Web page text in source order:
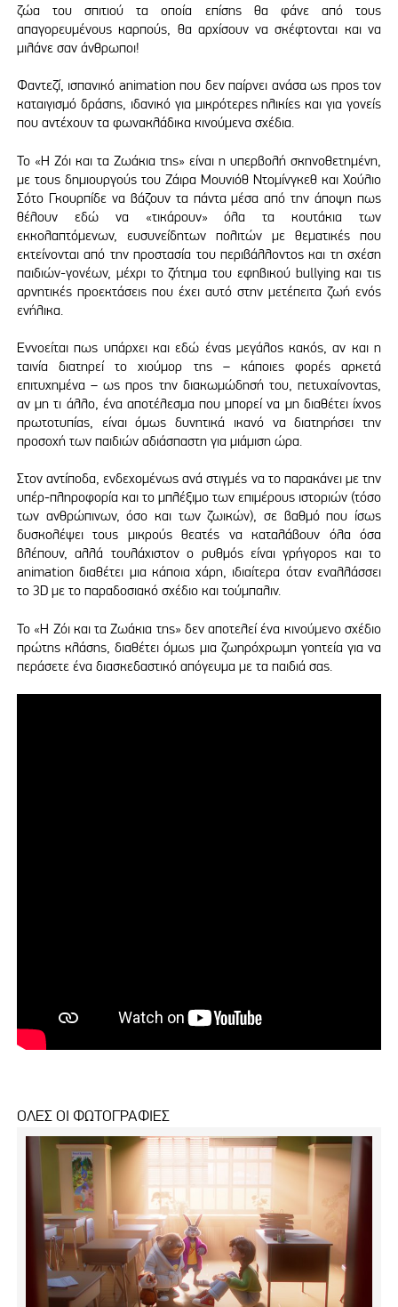
ζώα του σπιτιού τα οποία επίσης θα φάνε από τους
απαγορευμένους καρπούς, θα αρχίσουν να σκέφτονται και να
μιλάνε σαν άνθρωποι!
Φαντεζί, ισπανικό animation που δεν παίρνει ανάσα ως προς τον
καταιγισμό δράσης, ιδανικό για μικρότερες ηλικίες και για γονείς
που αντέχουν τα φωνακλάδικα κινούμενα σχέδια.
Το «Η Ζόι και τα Ζωάκια της» είναι η υπερβολή σκηνοθετημένη,
με τους δημιουργούς του Ζάιρα Μουνιόθ Ντομίνγκεθ και Χούλιο
Σότο Γκουρπίδε να βάζουν τα πάντα μέσα από την άποψη πως
θέλουν εδώ να «τικάρουν» όλα τα κουτάκια των
εκκολαπτόμενων, ευσυνείδητων πολιτών με θεματικές που
εκτείνονται από την προστασία του περιβάλλοντος και τη σχέση
παιδιών-γονέων, μέχρι το ζήτημα του εφηβικού bullying και τις
αρνητικές προεκτάσεις που έχει αυτό στην μετέπειτα ζωή ενός
ενήλικα.
Εννοείται πως υπάρχει και εδώ ένας μεγάλος κακός, αν και η
ταινία διατηρεί το χιούμορ της – κάποιες φορές αρκετά
επιτυχημένα – ως προς την διακωμώδησή του, πετυχαίνοντας,
αν μη τι άλλο, ένα αποτέλεσμα που μπορεί να μη διαθέτει ίχνος
πρωτοτυπίας, είναι όμως δυνητικά ικανό να διατηρήσει την
προσοχή των παιδιών αδιάσπαστη για μιάμιση ώρα.
Στον αντίποδα, ενδεχομένως ανά στιγμές να το παρακάνει με την
υπέρ-πληροφορία και το μπλέξιμο των επιμέρους ιστοριών (τόσο
των ανθρώπινων, όσο και των ζωικών), σε βαθμό που ίσως
δυσκολέψει τους μικρούς θεατές να καταλάβουν όλα όσα
βλέπουν, αλλά τουλάχιστον ο ρυθμός είναι γρήγορος και το
animation διαθέτει μια κάποια χάρη, ιδιαίτερα όταν εναλλάσσει
το 3D με το παραδοσιακό σχέδιο και τούμπαλιν.
Το «Η Ζόι και τα Ζωάκια της» δεν αποτελεί ένα κινούμενο σχέδιο
πρώτης κλάσης, διαθέτει όμως μια ζωηρόχρωμη γοητεία για να
περάσετε ένα διασκεδαστικό απόγευμα με τα παιδιά σας.
ΟΛΕΣ ΟΙ ΦΩΤΟΓΡΑΦΙΕΣ